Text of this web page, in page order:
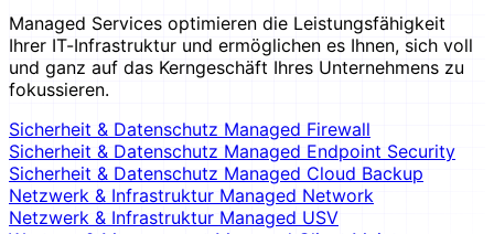
Managed Services optimieren die Leistungsfähigkeit
Ihrer IT-Infrastruktur und ermöglichen es Ihnen, sich voll
und ganz auf das Kerngeschäft Ihres Unternehmens zu
fokussieren.
Sicherheit & Datenschutz Managed Firewall
Sicherheit & Datenschutz Managed Endpoint Security
Sicherheit & Datenschutz Managed Cloud Backup
Netzwerk & Infrastruktur Managed Network
Netzwerk & Infrastruktur Managed USV